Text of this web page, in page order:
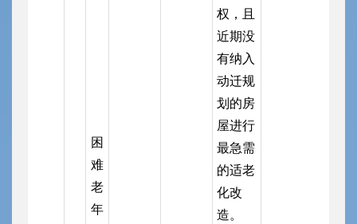
困
难
老
年
权，且
近期没
有纳入
动迁规
划的房
屋进行
最急需
的适老
化改
造。